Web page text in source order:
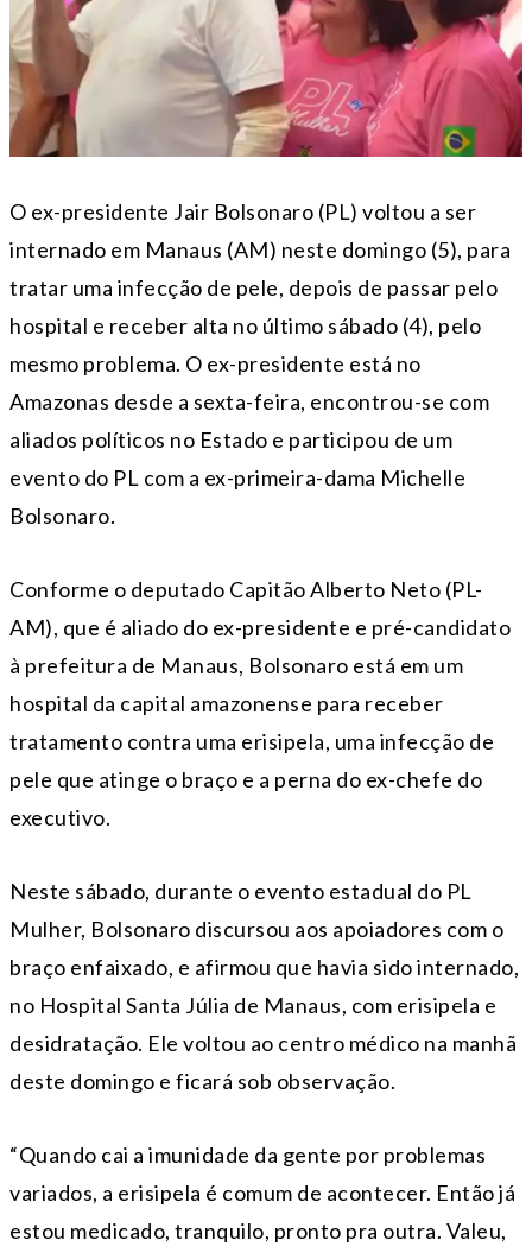
O ex-presidente Jair Bolsonaro (PL) voltou a ser
internado em Manaus (AM) neste domingo (5), para
tratar uma infecção de pele, depois de passar pelo
hospital e receber alta no último sábado (4), pelo
mesmo problema. O ex-presidente está no
Amazonas desde a sexta-feira, encontrou-se com
aliados políticos no Estado e participou de um
evento do PL com a ex-primeira-dama Michelle
Bolsonaro.
Conforme o deputado Capitão Alberto Neto (PL-
AM), que é aliado do ex-presidente e pré-candidato
à prefeitura de Manaus, Bolsonaro está em um
hospital da capital amazonense para receber
tratamento contra uma erisipela, uma infecção de
pele que atinge o braço e a perna do ex-chefe do
executivo.
Neste sábado, durante o evento estadual do PL
Mulher, Bolsonaro discursou aos apoiadores com o
braço enfaixado, e afirmou que havia sido internado,
no Hospital Santa Júlia de Manaus, com erisipela e
desidratação. Ele voltou ao centro médico na manhã
deste domingo e ficará sob observação.
“Quando cai a imunidade da gente por problemas
variados, a erisipela é comum de acontecer. Então já
estou medicado, tranquilo, pronto pra outra. Valeu,